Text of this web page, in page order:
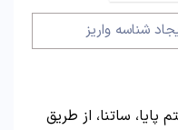
شناسه واریز
پایا، ساتنا، از طریق